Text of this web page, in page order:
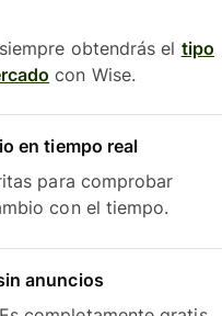
obtendrás el tipo
con Wise.
en tiempo real
para comprobar
con el tiempo.
anuncios